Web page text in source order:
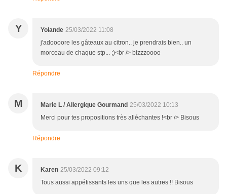
Y Yolande 25/03/2022 11:08
j'adoooore les gâteaux au citron.. je prendrais bien.. un
morceau de chaque stp... ;)<br /> bizzzoooo
Répondre
M Marie L / Allergique Gourmand 25/03/2022 10:13
Merci pour tes propositions très alléchantes !<br /> Bisous
Répondre
K Karen 25/03/2022 09:12
Tous aussi appétissants les uns que les autres !! Bisous